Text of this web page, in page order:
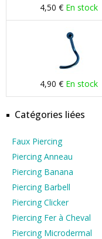
4,50 € En stock
4,90 € En stock
Catégories liées
Faux Piercing
Piercing Anneau
Piercing Banana
Piercing Barbell
Piercing Clicker
Piercing Fer à Cheval
Piercing Microdermal